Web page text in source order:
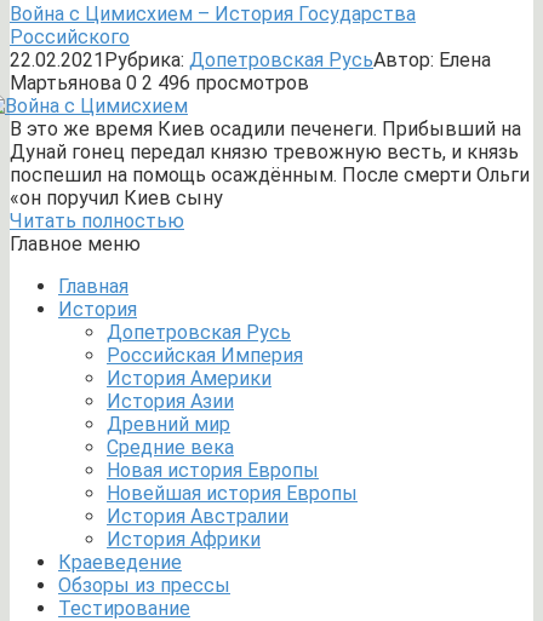
Война с Цимисхием – История Государства
Российского
22.02.2021Рубрика: Допетровская РусьАвтор: Елена
Мартьянова 0 2 496 просмотров
В это же время Киев осадили печенеги. Прибывший на
Дунай гонец передал князю тревожную весть, и князь
поспешил на помощь осаждённым. После смерти Ольги
«он поручил Киев сыну
Читать полностью
Главное меню
Главная
История
Допетровская Русь
Российская Империя
История Америки
История Азии
Древний мир
Средние века
Новая история Европы
Новейшая история Европы
История Австралии
История Африки
Краеведение
Обзоры из прессы
Тестирование